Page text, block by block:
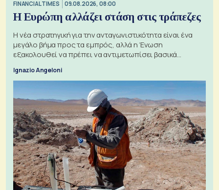
FINANCIAL TIMES 09.08.2026, 08:00
Η Ευρώπη αλλάζει στάση στις τράπεζες
Η νέα στρατηγική για την ανταγωνιστικότητα είναι ένα
μεγάλο βήμα προς τα εμπρός, αλλά η Ένωση
εξακολουθεί να πρέπει να αντιμετωπίσει βασικά
Ignazio Angeloni